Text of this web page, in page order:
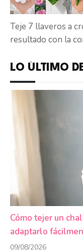
Teje 7 llaveros a
resultado con la
LO ÚLTIMO
Cómo tejer un
adaptarlo
09/08/2026